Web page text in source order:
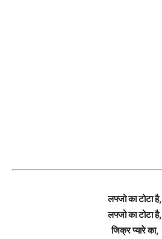
लफ्जो का टोटा है,
लफ्जो का टोटा है,
जिक्र प्यारे का,